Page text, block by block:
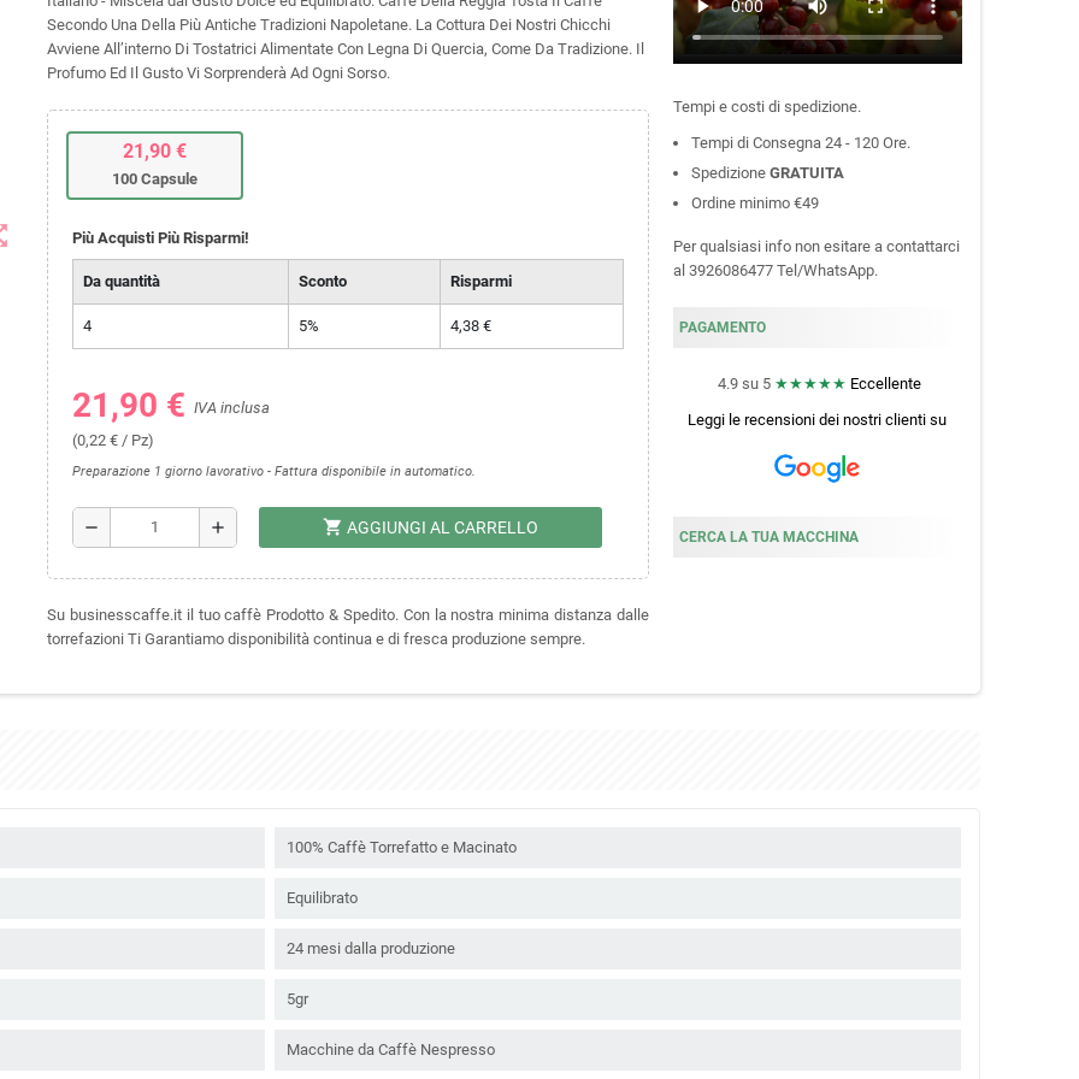
Secondo Una Della Più Antiche Tradizioni Napoletane. La Cottura Dei Nostri Chicchi
Avviene All’interno Di Tostatrici Alimentate Con Legna Di Quercia, Come Da Tradizione. Il
Profumo Ed Il Gusto Vi Sorprenderà Ad Ogni Sorso.
21,90 €
100 Capsule
Più Acquisti Più Risparmi!
Da quantità Sconto Risparmi
4 5% 4,38 €
21,90 € IVA inclusa
(0,22 € / Pz)
Preparazione 1 giorno lavorativo - Fattura disponibile in automatico.
remove add shopping_cart AGGIUNGI AL CARRELLO
Su businesscaffe.it il tuo caffè Prodotto & Spedito. Con la nostra minima distanza dalle
torrefazioni Ti Garantiamo disponibilità continua e di fresca produzione sempre.
Tempi e costi di spedizione.
Tempi di Consegna 24 - 120 Ore.
Spedizione GRATUITA
Ordine minimo €49
Per qualsiasi info non esitare a contattarci
al 3926086477 Tel/WhatsApp.
PAGAMENTO
4.9 su 5 ★★★★★ Eccellente
Leggi le recensioni dei nostri clientisu
CERCA LA TUA MACCHINA
100% Caffè Torrefatto e Macinato
Equilibrato
24 mesi dalla produzione
5gr
Macchine da Caffè Nespresso